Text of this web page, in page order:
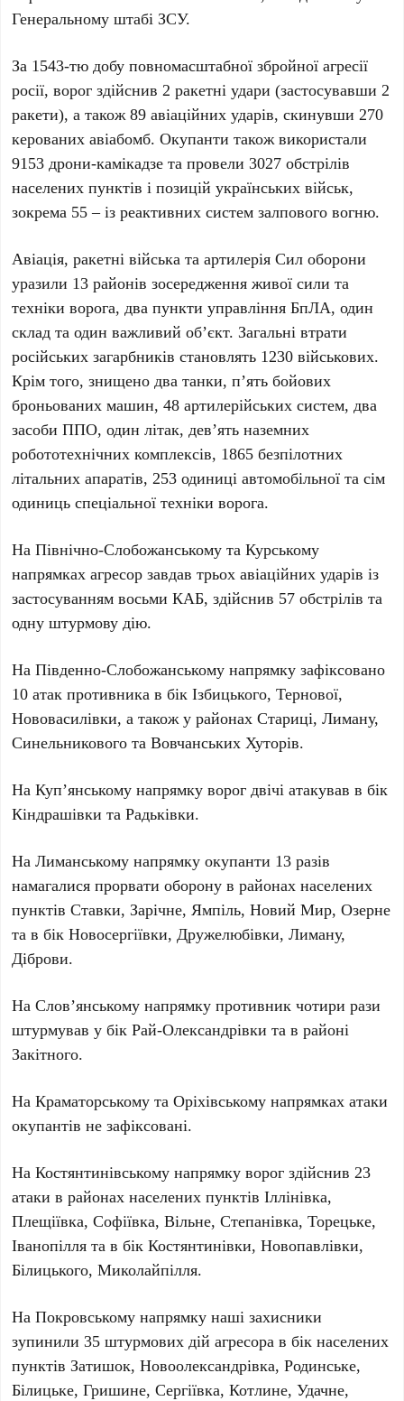
Генеральному штабі ЗСУ.
За 1543-тю добу повномасштабної збройної агресії
росії, ворог здійснив2 ракетні удари (застосувавши2
ракети), а також89 авіаційних ударів, скинувши270
керованих авіабомб. Окупанти також використали
9153 дрони-камікадзе та провели3027 обстрілів
населених пунктів і позицій українських військ,
зокрема 55– із реактивних систем залпового вогню.
Авіація, ракетні війська та артилерія Сил оборони
уразили 13 районів зосередження живої сили та
техніки ворога,два пункти управління БпЛА,один
склад таодин важливий об’єкт. Загальні втрати
російських загарбників становлять 1230 військових.
Крім того, знищенодва танки,п’ять бойових
броньованих машин,48 артилерійських систем,два
засоби ППО,один літак,дев’ять наземних
робототехнічних комплексів, 1865 безпілотних
літальних апаратів,253 одиниці автомобільної тасім
одиниць спеціальної техніки ворога.
На Північно-Слобожанському та Курському
напрямках агресор завдавтрьох авіаційних ударів із
застосуваннямвосьми КАБ, здійснив 57 обстрілів та
одну штурмову дію.
На Південно-Слобожанському напрямку зафіксовано
10 атак противника в бік Ізбицького, Тернової,
Нововасилівки, а також у районах Стариці, Лиману,
Синельникового та Вовчанських Хуторів.
На Куп’янському напрямку ворог двічі атакував в бік
Кіндрашівки та Радьківки.
На Лиманському напрямку окупанти 13 разів
намагалися прорвати оборону в районах населених
пунктів Ставки, Зарічне, Ямпіль, Новий Мир, Озерне
та в бік Новосергіївки, Дружелюбівки, Лиману,
Діброви.
На Слов’янському напрямку противникчотири рази
штурмував у бік Рай-Олександрівки та в районі
Закітного.
На Краматорському та Оріхівському напрямках атаки
окупантів не зафіксовані.
На Костянтинівському напрямку ворог здійснив23
атаки в районах населених пунктів Іллінівка,
Плещіївка, Софіївка, Вільне, Степанівка, Торецьке,
Іванопілля та в бік Костянтинівки, Новопавлівки,
Білицького, Миколайпілля.
На Покровському напрямку наші захисники
зупинили35 штурмових дій агресора в бік населених
пунктів Затишок, Новоолександрівка, Родинське,
Білицьке, Гришине, Сергіївка, Котлине, Удачне,